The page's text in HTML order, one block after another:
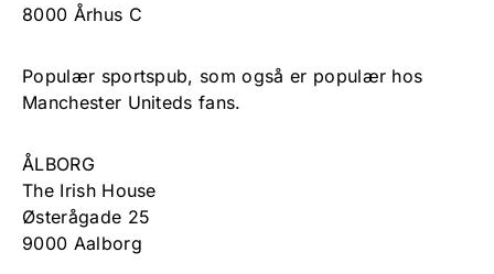
8000 Århus C
Populær sportspub, som også er populær hos
Manchester Uniteds fans.
ÅLBORG
The Irish House
Østerågade 25
9000 Aalborg